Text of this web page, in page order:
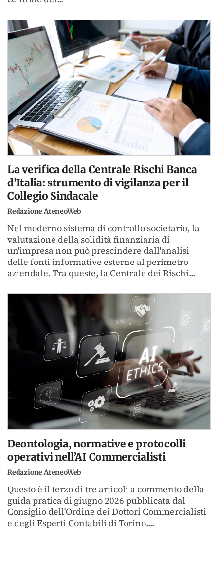
La verifica della Centrale Rischi Banca
d’Italia: strumento di vigilanza per il
Collegio Sindacale
Redazione AteneoWeb
Nel moderno sistema di controllo societario, la
valutazione della solidità finanziaria di
un'impresa non può prescindere dall'analisi
delle fonti informative esterne al perimetro
aziendale. Tra queste, la Centrale dei Rischi...
Deontologia, normative e protocolli
operativi nell’AI Commercialisti
Redazione AteneoWeb
Questo è il terzo di tre articoli a commento della
guida pratica di giugno 2026 pubblicata dal
Consiglio dell'Ordine dei Dottori Commercialisti
e degli Esperti Contabili di Torino....